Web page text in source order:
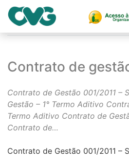
Página Inicial Contrato de
Contrato de
Contrato de Gestão 001/2011
Gestão – 1° Termo Aditivo
Termo Aditivo Contrato de
Contrato de…
Contrato de Gestão 001/2011 –